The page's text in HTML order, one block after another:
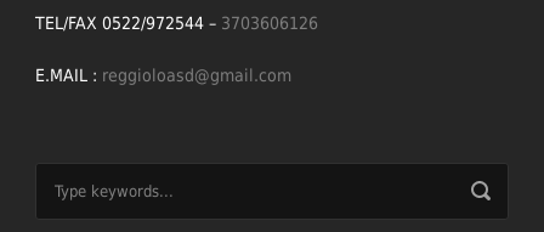
TEL/FAX 0522/972544 – 3703606126
E.MAIL : reggioloasd@gmail.com